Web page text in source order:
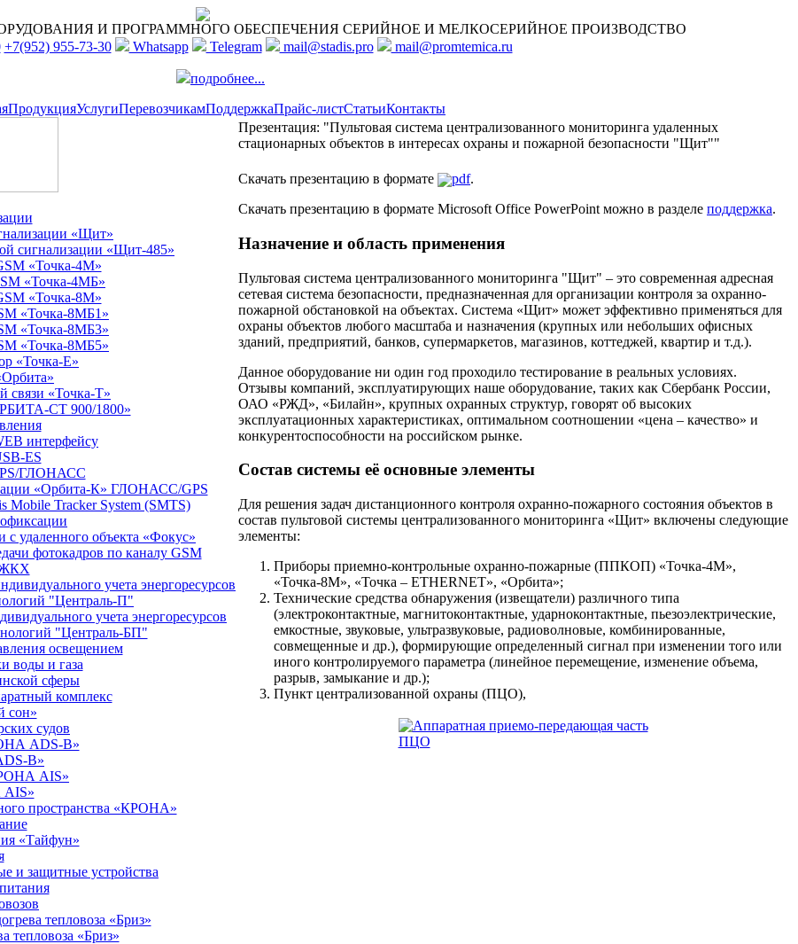
И ПРОГРАММНОГО ОБЕСПЕЧЕНИЯ СЕРИЙНОЕ И МЕЛКОСЕРИЙНОЕ ПРОИЗВОДСТВО
+7(952) 955-73-30 Whatsapp Telegram mail@stadis.pro mail@promtemica.ru
подробнее...
ПродукцияУслугиПеревозчикамПоддержкаПрайс-листСтатьиКонтакты
«Щит»
сигнализации «Щит-485»
«Точка-4М»
«Точка-4МБ»
«Точка-8М»
«Точка-8МБ1»
«Точка-8МБ3»
«Точка-8МБ5»
«Точка-Е»
связи «Точка-Т»
СТ 900/1800»
интерфейсу
ES
ГЛОНАСС
«Орбита-К» ГЛОНАСС/GPS
Mobile Tracker System (SMTS)
удаленного объекта «Фокус»
фотокадров по каналу GSM
ЖКХ
учета энергоресурсов
"Централь-П"
учета энергоресурсов
"Централь-БП"
освещением
воды и газа
сферы
комплекс
сон»
судов
ADS-B»
B»
AIS»
пространства «КРОНА»
«Тайфун»
и защитные устройства
тепловоза «Бриз»
тепловоза «Бриз»
Презентация: "Пультовая система централизованного мониторинга удаленных
стационарных объектов в интересах охраны и пожарной безопасности "Щит""
Скачать презентацию в формате pdf.
Скачать презентацию в формате Microsoft Office PowerPoint можно в разделе поддержка.
Назначение и область применения
Пультовая система централизованного мониторинга "Щит" – это современная адресная
сетевая система безопасности, предназначенная для организации контроля за охранно-
пожарной обстановкой на объектах. Система «Щит» может эффективно применяться для
охраны объектов любого масштаба и назначения (крупных или небольших офисных
зданий, предприятий, банков, супермаркетов, магазинов, коттеджей, квартир и т.д.).
Данное оборудование ни один год проходило тестирование в реальных условиях.
Отзывы компаний, эксплуатирующих наше оборудование, таких как Сбербанк России,
ОАО «РЖД», «Билайн», крупных охранных структур, говорят об высоких
эксплуатационных характеристиках, оптимальном соотношении «цена – качество» и
конкурентоспособности на российском рынке.
Состав системы её основные элементы
Для решения задач дистанционного контроля охранно-пожарного состояния объектов в
состав пультовой системы централизованного мониторинга «Щит» включены следующие
элементы:
Приборы приемно-контрольные охранно-пожарные (ППКОП) «Точка-4М»,
«Точка-8М», «Точка – ETHERNET», «Орбита»;
Технические средства обнаружения (извещатели) различного типа
(электроконтактные, магнитоконтактные, ударноконтактные, пьезоэлектрические,
емкостные, звуковые, ультразвуковые, радиоволновые, комбинированные,
совмещенные и др.), формирующие определенный сигнал при изменении того или
иного контролируемого параметра (линейное перемещение, изменение объема,
разрыв, замыкание и др.);
Пункт централизованной охраны (ПЦО),